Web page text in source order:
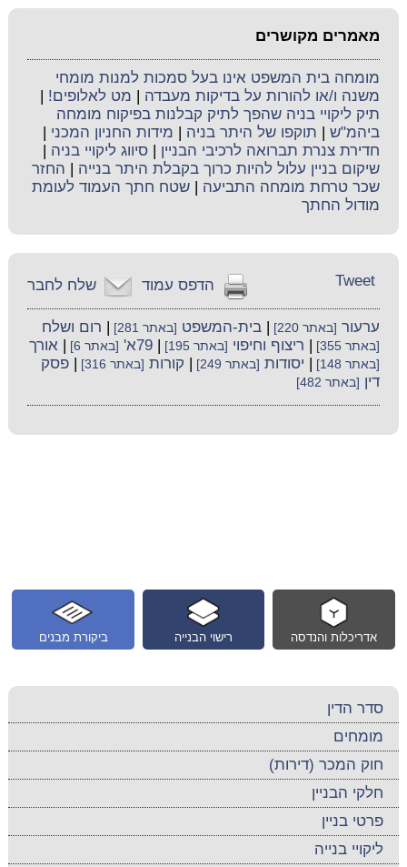
מאמרים מקושרים
מומחה בית המשפט אינו בעל סמכות למנות מומחי
משנה ו/או להורות על בדיקות מעבדה
מט לאלופים!
תיק ליקויי בניה שהפך לתיק קבלנות בפיקוח מומחה
ביהמ"ש
תוקפו של היתר בניה מידות החניון המכני
חדירת צנרת תברואה לרכיבי הבניין |סיווג ליקויי בניה
שיקום בניין עלול להיות כרוך בקבלת היתר בנייה
החזר
שכר טרחת מומחה התביעה |שטח חתך העמוד לעומת
מודול החתך
שלח לחבר הדפס עמוד Tweet
ערעור [באתר 220] |בית-המשפט [באתר 281] רום ושלח
[באתר 355] ריצוף וחיפוי [באתר 195] |79א' [באתר 6] |אורך
[באתר 148] יסודות [באתר 249] קורות [באתר 316] |פסק
דין [באתר 482]
ביקורת מבנים רישוי הבנייה אדריכלות והנדסה
סדר הדין
מומחים
חוק המכר (דירות)
חלקי הבניין
פרטי בניין
ליקויי בנייה